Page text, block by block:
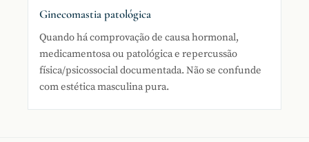
Ginecomastia patológica
Quando há comprovação de causa hormonal,
medicamentosa ou patológica e repercussão
física/psicossocial documentada. Não se confunde
com estética masculina pura.